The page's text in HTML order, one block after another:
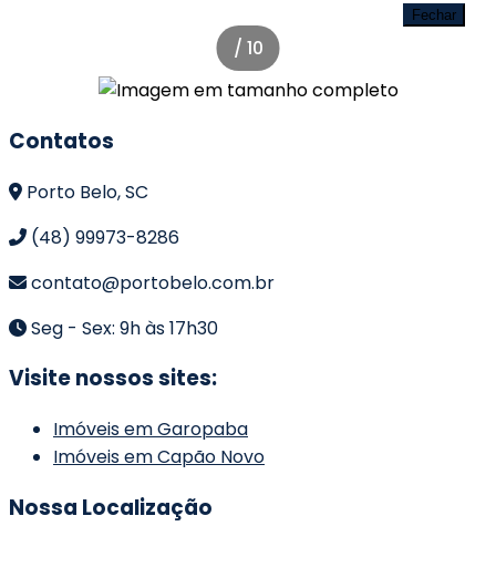
Fechar
/ 10
Contatos
Porto Belo, SC
(48) 99973-8286
contato@portobelo.com.br
Seg - Sex: 9h às 17h30
Visite nossos sites:
Imóveis em Garopaba
Imóveis em Capão Novo
Nossa Localização